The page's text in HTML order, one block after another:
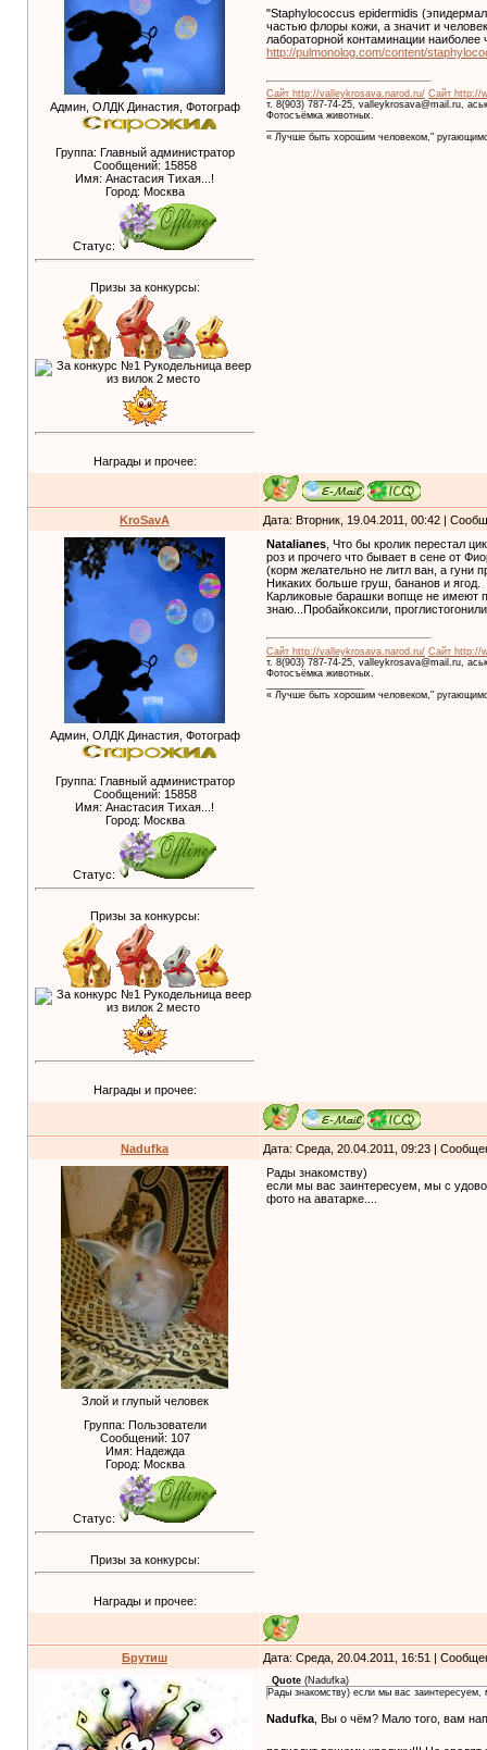
Админ, ОЛДК Династия, Фотограф
Группа: Главный администратор
Сообщений: 15858
Имя: Анастасия Тихая...!
Город: Москва
Статус:
Призы за конкурсы:
Награды и прочее:
"Staphylococcus epidermidis
частью флоры кожи, а значит и
лабораторной контаминации
http://pulmonolog.com/content/
Сайт http://valleykrosava.narod.ru/ Сайт http://
т. 8(903) 787-74-25, valleykrosava@mail.ru,
Фотосъёмка животных.
« Лучше быть хорошим человеком,"
KroSavA Дата: Вторник, 19.04.2011, 00:42 |
Админ, ОЛДК Династия, Фотограф
Группа: Главный администратор
Сообщений: 15858
Имя: Анастасия Тихая...!
Город: Москва
Статус:
Призы за конкурсы:
Награды и прочее:
Natalianes , Что бы кролик перестал
роз и прочего что бывает в сене от
(корм желательно не литл ван, а гуни
Никаких больше груш, бананов и ягод.
Карликовые барашки вопще не имеют
знаю...Пробайкоксили,
Сайт http://valleykrosava.narod.ru/ Сайт http://
т. 8(903) 787-74-25, valleykrosava@mail.ru,
Фотосъёмка животных.
« Лучше быть хорошим человеком,"
Nadufka Дата: Среда, 20.04.2011, 09:23 |
Злой и глупый человек
Группа: Пользователи
Сообщений: 107
Имя: Надежда
Город: Москва
Статус:
Призы за конкурсы:
Награды и прочее:
Рады знакомству)
если мы вас заинтересуем, мы с
фото на аватарке....
Брутиш Дата: Среда, 20.04.2011, 16:51 |
Quote (Nadufka)
Рады знакомству) если мы вас
Nadufka , Вы о чём? Мало того, вам